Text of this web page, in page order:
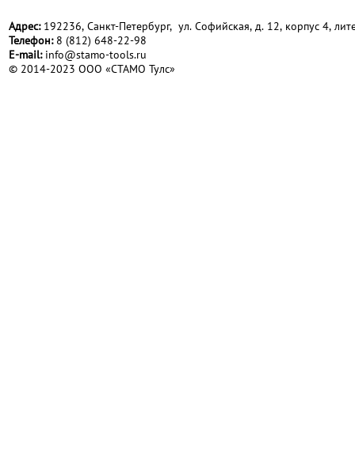
Адрес:192236, Санкт-Петербург, ул. Софийская, д. 12, корпус 4,
Телефон:8 (812) 648-22-98
Е-mail: info@stamo-tools.ru
© 2014-2023 ООО «СТАМО Тулс»